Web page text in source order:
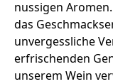
nussigen
das
unvergessliche
erfrischenden
unserem Wein